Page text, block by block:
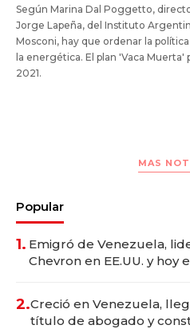
Según Marina Dal Poggetto,
Jorge Lapeña, del Instituto
Mosconi, hay que ordenar la
la energética. El plan 'Vaca Muerta'
2021.
MAS
Popular
1. Emigró de Venezuela,
Chevron en EE.UU. y hoy
2.Creció en Venezuela,
título de abogado y